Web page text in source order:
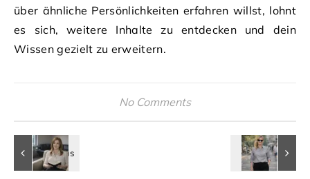
über ähnliche Persönlichkeiten erfahren willst, lohnt
es sich, weitere Inhalte zu entdecken und dein
Wissen gezielt zu erweitern.
No Comments